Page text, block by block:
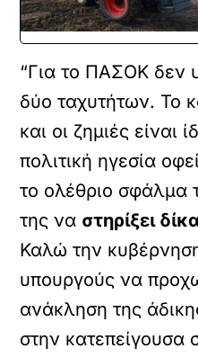
“Για το ΠΑΣΟΚ δεν
δύο ταχυτήτων. Το
και οι ζημιές είναι
πολιτική ηγεσία
το ολέθριο σφάλμα
της να στηρίξει
Καλώ την
υπουργούς να
ανάκληση της
στην